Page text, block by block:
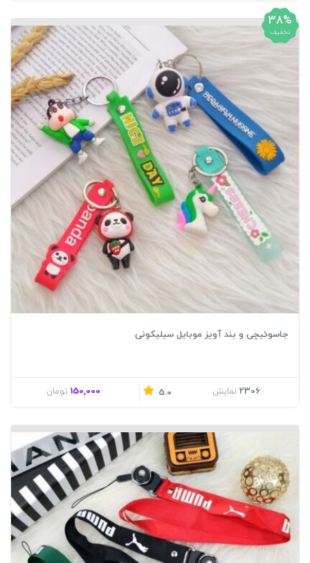
38%
تخفیف
جاسوئیچی و بند آویز موبایل سیلیکونی
2306 نمایش 5.0
150,000 تومان